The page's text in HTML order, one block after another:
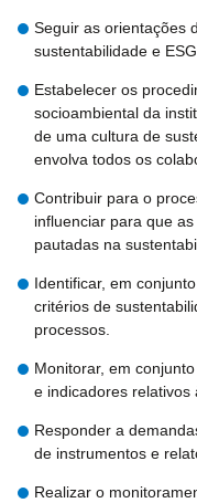
Seguir as orientações
sustentabilidade e ESG.
Estabelecer os
socioambiental da
de uma cultura de
envolva todos os
Contribuir para o
influenciar para que
pautadas na
Identificar, em
critérios de
processos.
Monitorar, em
e indicadores relativos
Responder a
de instrumentos e
Realizar o